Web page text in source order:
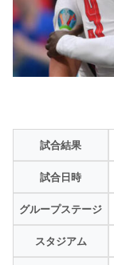
試合結果
試合日時
グループステージ
スタジアム